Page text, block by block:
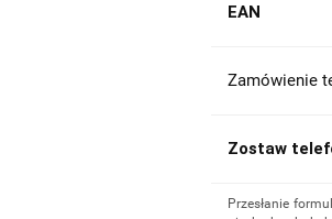
EAN
Zamówienie
Zostaw
Przesłanie